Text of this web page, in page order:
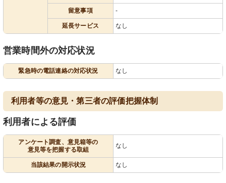
留意事項 -
延長サービス なし
営業時間外の対応状況
緊急時の電話連絡の対応状況 なし
利用者等の意見・第三者の評価把握体制
利用者による評価
アンケート調査、意見箱等の
意見等を把握する取組
なし
当該結果の開示状況 なし